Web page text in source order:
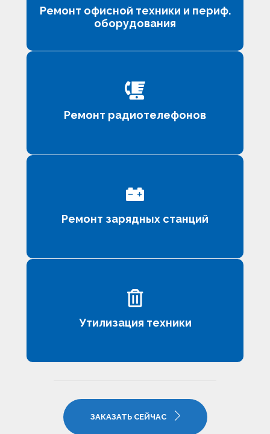
Ремонт офисной техники и периф.
оборудования
Ремонт радиотелефонов
Ремонт зарядных станций
Утилизация техники
ЗАКАЗАТЬ СЕЙЧАС